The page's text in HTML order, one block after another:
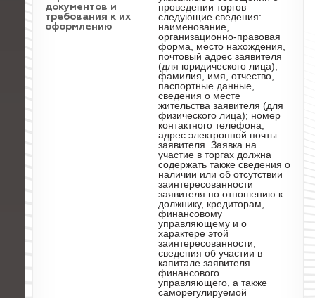
документов и
требования к их
оформлению
проведении торгов
следующие сведения:
наименование,
организационно-правовая
форма, место нахождения,
почтовый адрес заявителя
(для юридического лица);
фамилия, имя, отчество,
паспортные данные,
сведения о месте
жительства заявителя (для
физического лица); номер
контактного телефона,
адрес электронной почты
заявителя. Заявка на
участие в торгах должна
содержать также сведения о
наличии или об отсутствии
заинтересованности
заявителя по отношению к
должнику, кредиторам,
финансовому
управляющему и о
характере этой
заинтересованности,
сведения об участии в
капитале заявителя
финансового
управляющего, а также
саморегулируемой